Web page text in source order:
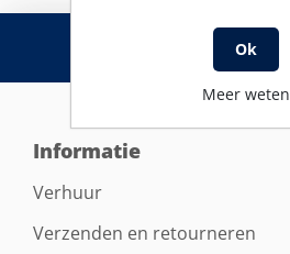
RSS
Informatie
Verhuur
Verzenden en retourneren
Ok
Meer weten